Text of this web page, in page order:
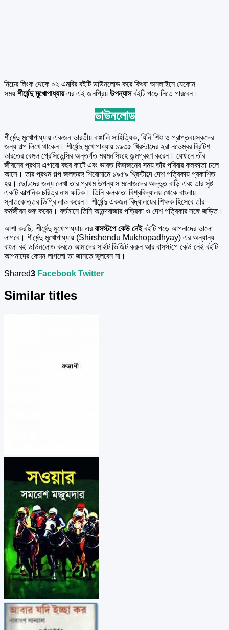
নিচের লিংক থেকে ০২ এমবির বইটি ডাউনলোড করে কিংবা অনলাইনে যেকোন
সময় শীর্ষেন্দু মুখোপাধ্যায়এর এই জনপ্রিয় উপন্যাসবইটি পড়ে নিতে পারবেন।
ডাউনলোড
শীর্ষেন্দু মুখোপাধ্যায় একজন ভারতীয় বাঙালি সাহিত্যিক, যিনি শিশু ও প্রাপ্তবয়স্কদের
জন্য গল্প লিখে থাকেন। শীর্ষেন্দু মুখোপাধ্যায় ১৯৩৫ খ্রিস্টাব্দের ২রা নভেম্বর ব্রিটিশ
ভারতের বেঙ্গল প্রেসিডেন্সির অন্তর্গত ময়মনসিংহে জন্মগ্রহণ করেন। যেখানে তাঁর
জীবনের প্রথম এগারো বছর কাটে এবং ভারত বিভাজনের সময় তাঁর পরিবার কলকাতা চলে
আসে। তার প্রথম গল্প জলতরঙ্গ শিরোনামে ১৯৫৯ খ্রিস্টাব্দে দেশ পত্রিকায় প্রকাশিত
হয়। ছোটদের জন্য লেখা তার প্রথম উপন্যাস মনোজদের অদ্ভুত বাড়ি এবং তার সৃষ্ট
একটি কাল্পনিক চরিত্র নাম ফটিক। তিনি কলকাতা বিশ্ববিদ্যালয় থেকে বাংলায়
স্নাতকোত্তর ডিগ্রি লাভ করেন। শীর্ষেন্দু একজন বিদ্যালয়ের শিক্ষক হিসেবে তাঁর
কর্মজীবন শুরু করেন। বর্তমানে তিনি আনন্দবাজার পত্রিকা ও দেশ পত্রিকার সঙ্গে জড়িত।
আশা করছি, শীর্ষেন্দু মুখোপাধ্যায় এরবাসস্টপে কেউ নেইবইটি পড়ে আপনাদের ভালো
লাগবে। শীর্ষেন্দু মুখোপাধ্যায় (Shirshendu Mukhopadhyay) এর অন্যান্য
বাংলা বই ডাউনলোড করতে আমাদের সাইট ভিজিট করুন আর বাসস্টপে কেউ নেই বইটি
আপনাদের কেমন লাগলো তা জানতে ভুলবেন না।
Shared3 Facebook Twitter
Similar titles